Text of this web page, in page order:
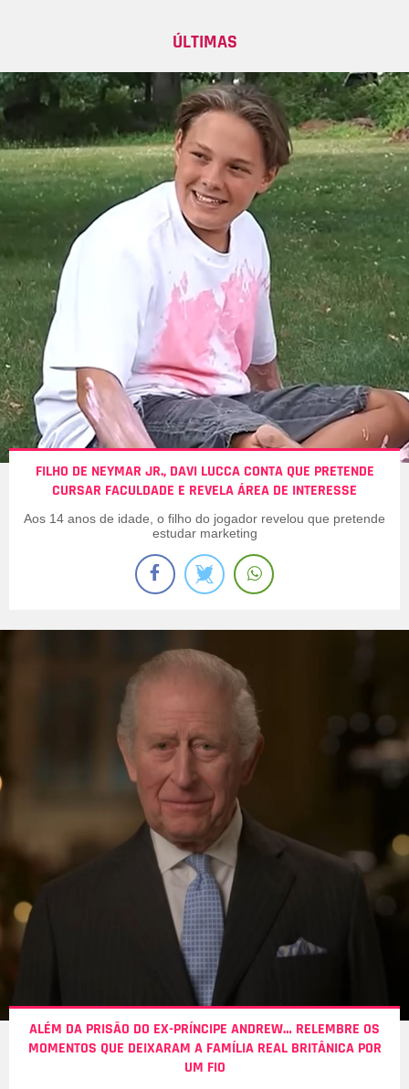
ÚLTIMAS
FILHO DE NEYMAR JR., DAVI LUCCA CONTA QUE PRETENDE
CURSAR FACULDADE E REVELA ÁREA DE INTERESSE
Aos 14 anos de idade, o filho do jogador revelou que pretende
estudar marketing
ALÉM DA PRISÃO DO EX-PRÍNCIPE ANDREW… RELEMBRE OS
MOMENTOS QUE DEIXARAM A FAMÍLIA REAL BRITÂNICA POR
UM FIO